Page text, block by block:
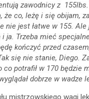
zawodnicy z
co, leżę i się obijam,
nie jest łatwe w 155.
i ja. Trzeba mieć
kończyć przed
się nie stanie, Diego.
co potrafił w 170
dobrze w wadze
mistrzowskiego wagi